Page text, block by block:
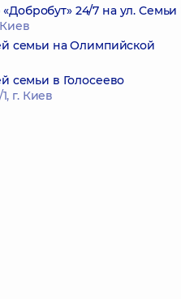
24/7 на ул. Семьи
семьи на Олимпийской
семьи в Голосеево
г. Киев